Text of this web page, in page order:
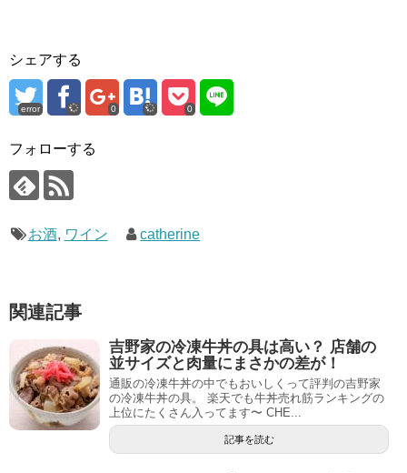
シェアする
error 0 0
フォローする
お酒, ワイン catherine
関連記事
吉野家の冷凍牛丼の具は高い？ 店舗の
並サイズと肉量にまさかの差が！
通販の冷凍牛丼の中でもおいしくって評判の吉野家
の冷凍牛丼の具。 楽天でも牛丼売れ筋ランキングの
上位にたくさん入ってます〜 CHE...
記事を読む